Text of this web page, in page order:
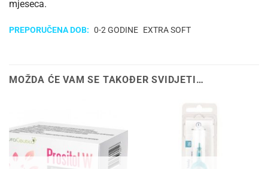
mjeseca.
PREPORUČENA DOB: 0-2 GODINE EXTRA SOFT
MOŽDA ĆE VAM SE TAKOĐER SVIDJETI…